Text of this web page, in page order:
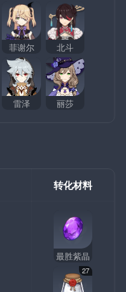
菲谢尔 北斗
雷泽 丽莎
转化材料
最胜紫晶
27